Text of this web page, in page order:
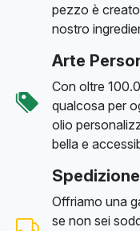
pezzo è
nostro
Arte
Con oltre
qualcosa per
olio
bella e
Offriamo una
se non sei